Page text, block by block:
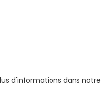
d'informations dans notre